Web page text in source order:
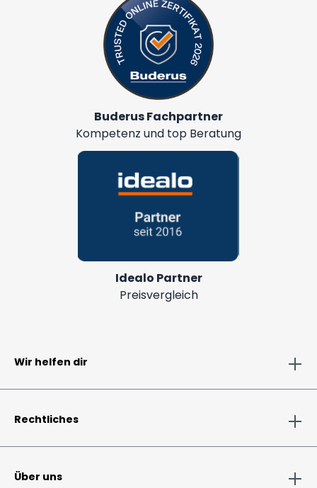
Buderus Fachpartner
Kompetenz und top Beratung
Idealo Partner
Preisvergleich
Wir helfen dir
Rechtliches
Über uns